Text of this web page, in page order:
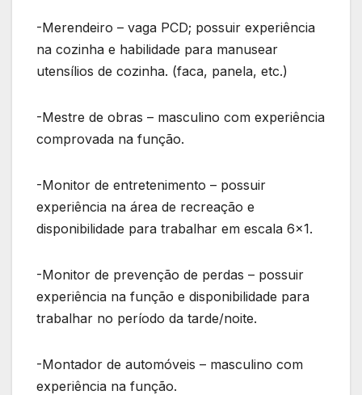
-Merendeiro – vaga PCD; possuir experiência
na cozinha e habilidade para manusear
utensílios de cozinha. (faca, panela, etc.)
-Mestre de obras – masculino com experiência
comprovada na função.
-Monitor de entretenimento – possuir
experiência na área de recreação e
disponibilidade para trabalhar em escala 6×1.
-Monitor de prevenção de perdas – possuir
experiência na função e disponibilidade para
trabalhar no período da tarde/noite.
-Montador de automóveis – masculino com
experiência na função.